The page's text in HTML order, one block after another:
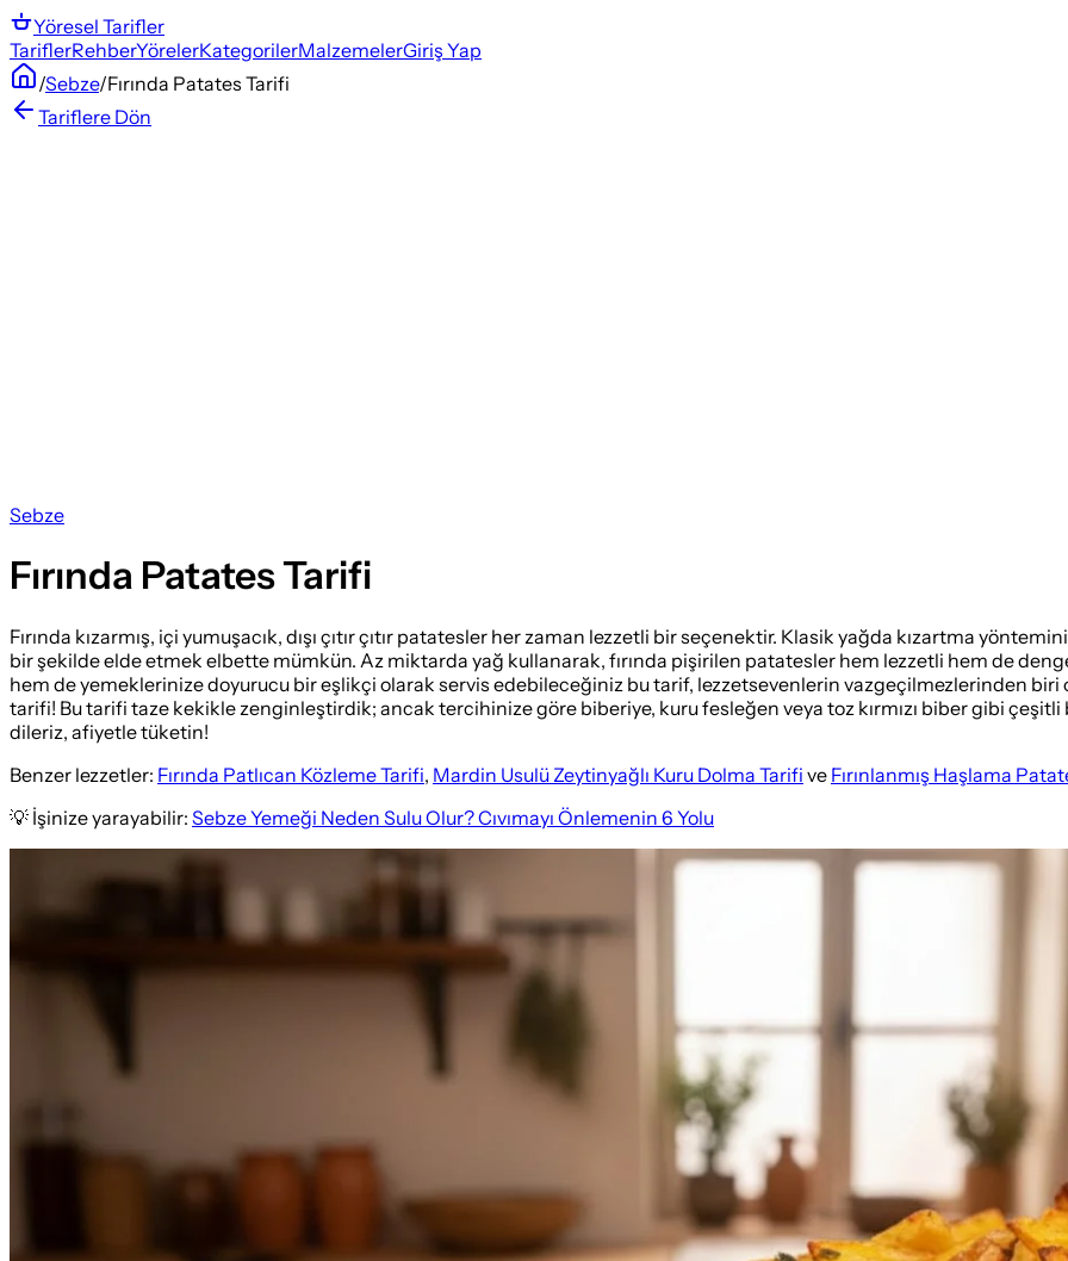
Yöresel Tarifler
TariflerRehberYörelerKategorilerMalzemelerGiriş Yap
/Sebze/Fırında Patates Tarifi
Tariflere Dön
Sebze
Fırında Patates Tarifi
Fırında kızarmış, içi yumuşacık, dışı çıtır çıtır patatesler her zaman lezzetli bir seçenektir. Klasik yağda kızartma
bir şekilde elde etmek elbette mümkün. Az miktarda yağ kullanarak, fırında pişirilen patatesler hem lezzetli hem de
hem de yemeklerinize doyurucu bir eşlikçi olarak servis edebileceğiniz bu tarif, lezzetsevenlerin vazgeçilmezlerinden biri
tarifi! Bu tarifi taze kekikle zenginleştirdik; ancak tercihinize göre biberiye, kuru fesleğen veya toz kırmızı biber gibi
dileriz, afiyetle tüketin!
Benzer lezzetler: Fırında Patlıcan Közleme Tarifi, Mardin Usulü Zeytinyağlı Kuru Dolma Tarifi ve Fırınlanmış Haşlama
💡 İşinize yarayabilir: Sebze Yemeği Neden Sulu Olur? Cıvımayı Önlemenin 6 Yolu